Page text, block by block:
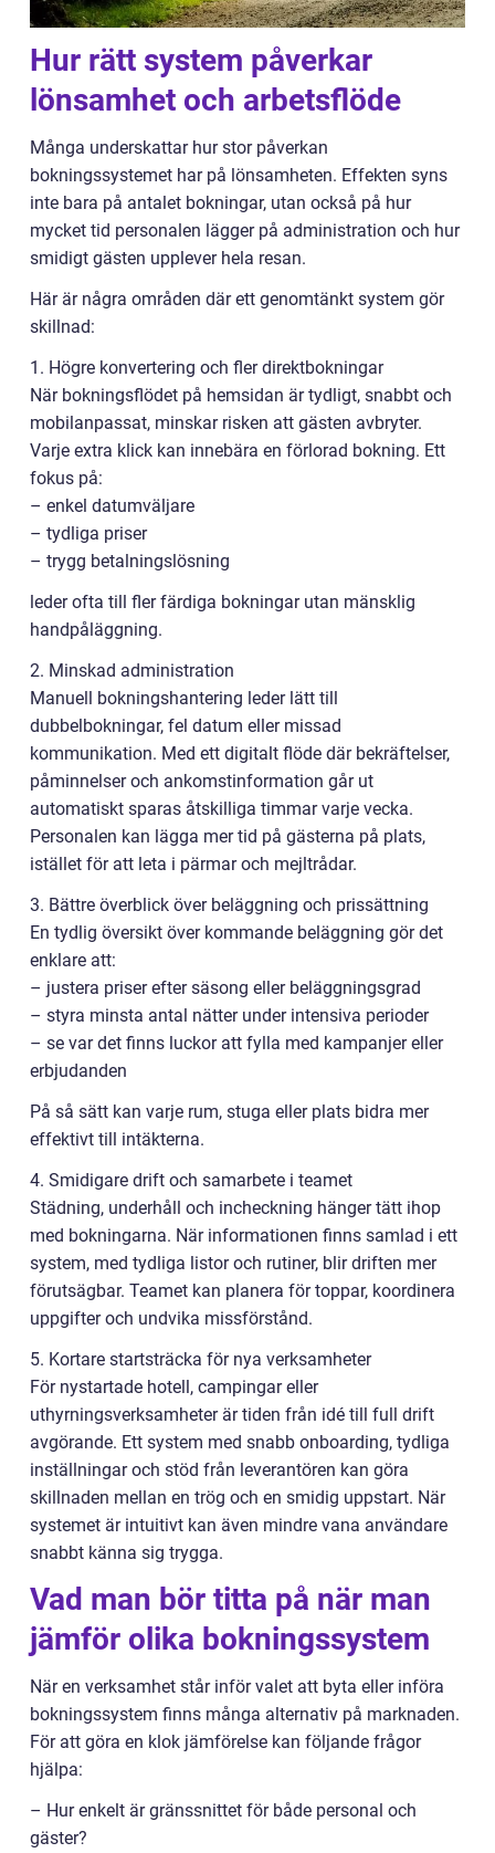
Hur rätt system påverkar
lönsamhet och arbetsflöde
Många underskattar hur stor påverkan
bokningssystemet har på lönsamheten. Effekten syns
inte bara på antalet bokningar, utan också på hur
mycket tid personalen lägger på administration och hur
smidigt gästen upplever hela resan.
Här är några områden där ett genomtänkt system gör
skillnad:
1. Högre konvertering och fler direktbokningar
När bokningsflödet på hemsidan är tydligt, snabbt och
mobilanpassat, minskar risken att gästen avbryter.
Varje extra klick kan innebära en förlorad bokning. Ett
fokus på:
– enkel datumväljare
– tydliga priser
– trygg betalningslösning
leder ofta till fler färdiga bokningar utan mänsklig
handpåläggning.
2. Minskad administration
Manuell bokningshantering leder lätt till
dubbelbokningar, fel datum eller missad
kommunikation. Med ett digitalt flöde där bekräftelser,
påminnelser och ankomstinformation går ut
automatiskt sparas åtskilliga timmar varje vecka.
Personalen kan lägga mer tid på gästerna på plats,
istället för att leta i pärmar och mejltrådar.
3. Bättre överblick över beläggning och prissättning
En tydlig översikt över kommande beläggning gör det
enklare att:
– justera priser efter säsong eller beläggningsgrad
– styra minsta antal nätter under intensiva perioder
– se var det finns luckor att fylla med kampanjer eller
erbjudanden
På så sätt kan varje rum, stuga eller plats bidra mer
effektivt till intäkterna.
4. Smidigare drift och samarbete i teamet
Städning, underhåll och incheckning hänger tätt ihop
med bokningarna. När informationen finns samlad i ett
system, med tydliga listor och rutiner, blir driften mer
förutsägbar. Teamet kan planera för toppar, koordinera
uppgifter och undvika missförstånd.
5. Kortare startsträcka för nya verksamheter
För nystartade hotell, campingar eller
uthyrningsverksamheter är tiden från idé till full drift
avgörande. Ett system med snabb onboarding, tydliga
inställningar och stöd från leverantören kan göra
skillnaden mellan en trög och en smidig uppstart. När
systemet är intuitivt kan även mindre vana användare
snabbt känna sig trygga.
Vad man bör titta på när man
jämför olika bokningssystem
När en verksamhet står inför valet att byta eller införa
bokningssystem finns många alternativ på marknaden.
För att göra en klok jämförelse kan följande frågor
hjälpa:
– Hur enkelt är gränssnittet för både personal och
gäster?